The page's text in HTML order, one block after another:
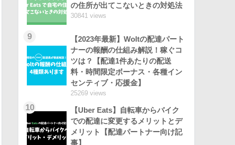
の住所が出てこないときの対処法
30841 views
9
【2023年最新】Woltの配達パート
ナーの報酬の仕組み解説！稼ぐコ
ツは？【配達1件あたりの配送
料・時間限定ボーナス・各種イン
センティブ・応援金】
25269 views
10
【Uber Eats】自転車からバイク
での配達に変更するメリットとデ
メリット【配達パートナー向け記
事】